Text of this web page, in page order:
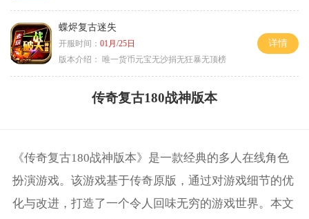
蝶烬复古迷失
开服时间： 01月/25日
版本介绍： 唯一货币元宝无沙捐无狂暴无顶榜
详情
传奇复古180战神版本
《传奇复古180战神版本》是一款经典的多人在线角色
扮演游戏。该游戏基于传奇原版，通过对游戏细节的优
化与改进，打造了一个令人回味无穷的游戏世界。本文